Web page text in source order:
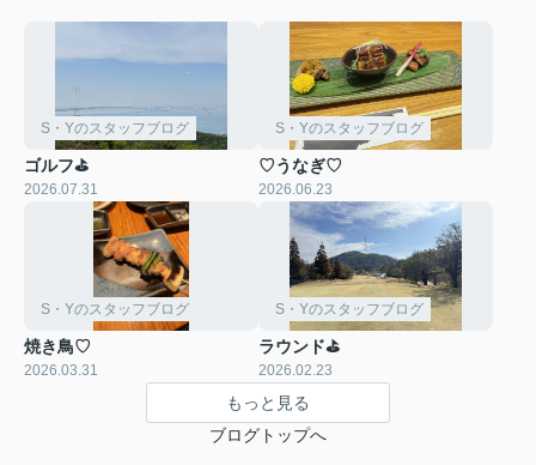
S・Yのスタッフブログ
ゴルフ⛳
2026.07.31
S・Yのスタッフブログ
♡うなぎ♡
2026.06.23
S・Yのスタッフブログ
焼き鳥♡
2026.03.31
S・Yのスタッフブログ
ラウンド⛳
2026.02.23
もっと見る
ブログトップへ